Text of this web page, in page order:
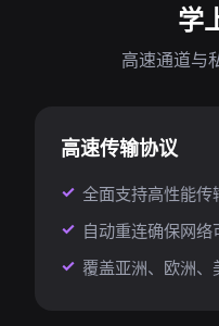
学
高速通道与
高速传输协议
全面支持高性能传
自动重连确保网络
覆盖亚洲、欧洲、